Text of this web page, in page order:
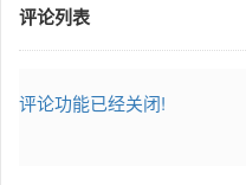
评论列表
评论功能已经关闭!